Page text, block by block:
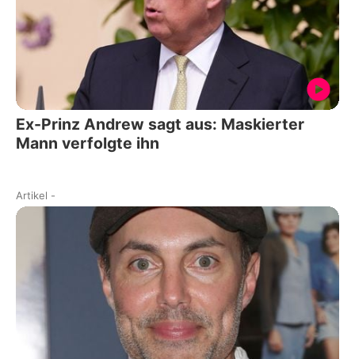
Ex-Prinz Andrew sagt aus: Maskierter
Mann verfolgte ihn
Artikel -